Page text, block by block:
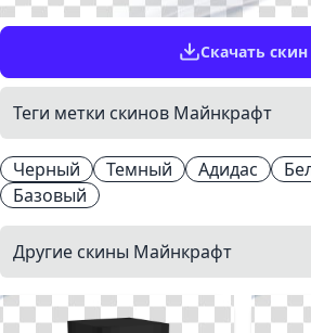
Скачать скин
Теги метки скинов Майнкрафт
Черный Темный Адидас
Базовый
Другие скины Майнкрафт